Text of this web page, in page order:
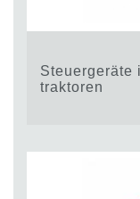
Steuergeräte
traktoren